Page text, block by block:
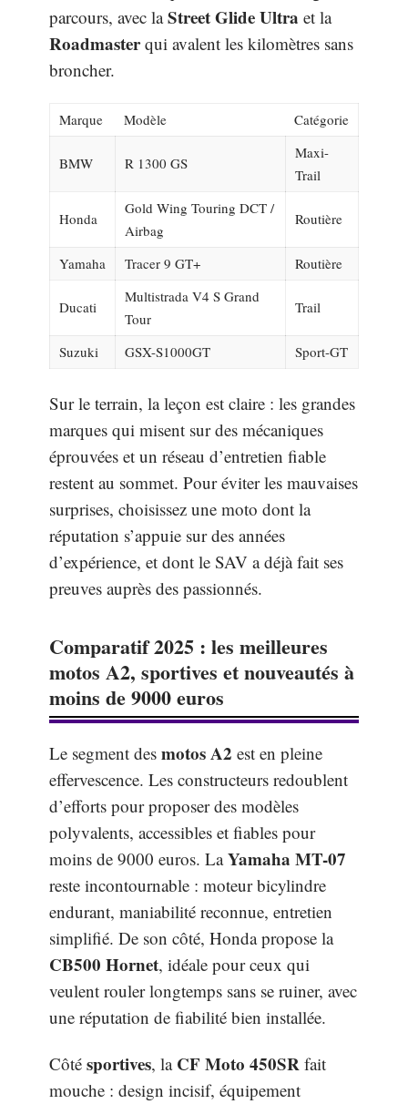
parcours, avec laStreet Glide Ultra et la
Roadmasterqui avalent les kilomètres sans
broncher.
Marque Modèle Catégorie
BMW R 1300 GS
Maxi-
Trail
Honda
Gold Wing Touring DCT /
Airbag
Routière
Yamaha Tracer 9 GT+ Routière
Ducati
Multistrada V4 S Grand
Tour
Trail
Suzuki GSX-S1000GT Sport-GT
Sur le terrain, la leçon est claire : les grandes
marques qui misent sur des mécaniques
éprouvées et un réseau d’entretien fiable
restent au sommet. Pour éviter les mauvaises
surprises, choisissez une moto dont la
réputation s’appuie sur des années
d’expérience, et dont le SAV a déjà fait ses
preuves auprès des passionnés.
Comparatif 2025 : les meilleures
motos A2, sportives et nouveautés à
moins de 9000 euros
Le segment des motos A2 est en pleine
effervescence. Les constructeurs redoublent
d’efforts pour proposer des modèles
polyvalents, accessibles et fiables pour
moins de 9000 euros. LaYamaha MT-07
reste incontournable : moteur bicylindre
endurant, maniabilité reconnue, entretien
simplifié. De son côté, Honda propose la
CB500 Hornet, idéale pour ceux qui
veulent rouler longtemps sans se ruiner, avec
une réputation de fiabilité bien installée.
Côté sportives, la CF Moto 450SR fait
mouche : design incisif, équipement